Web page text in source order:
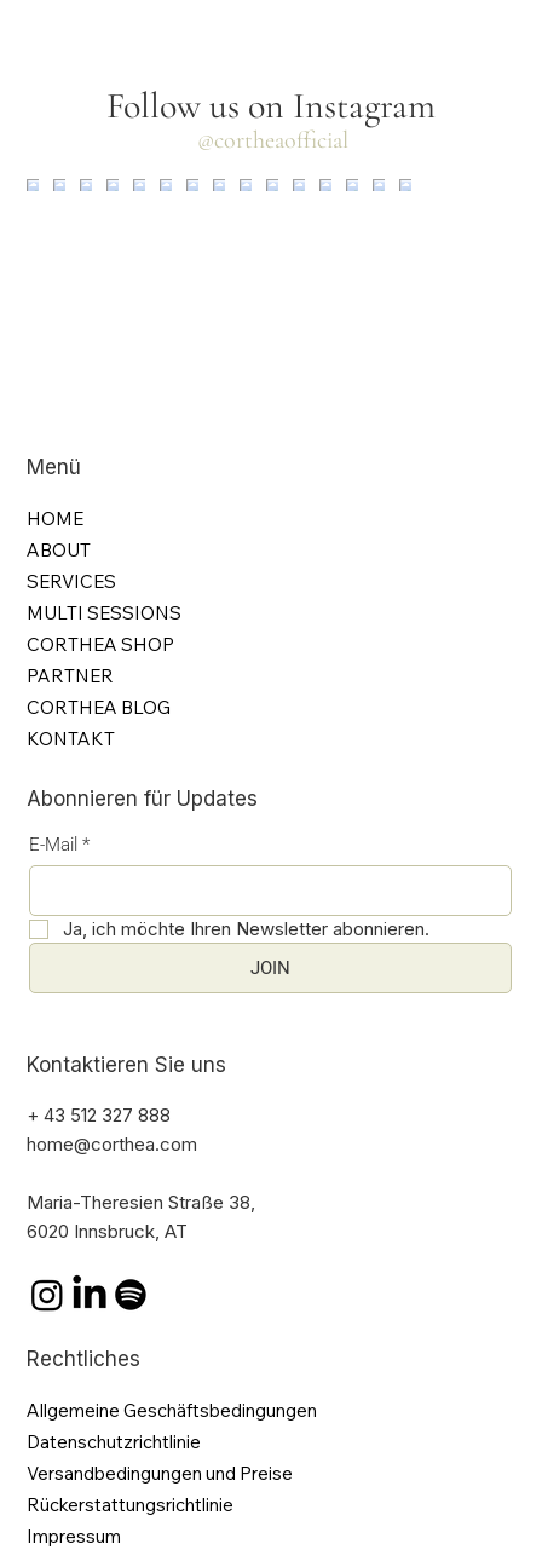
Follow us on Instagram
@cortheaofficial
Menü
HOME
ABOUT
SERVICES
MULTI SESSIONS
CORTHEA SHOP
PARTNER
CORTHEA BLOG
KONTAKT
Kontaktieren Sie uns
+ 43 512 327 888
home@corthea.com
Maria-Theresien Straße 38,
6020 Innsbruck, AT
Abonnieren für Updates
E-Mail *
Ja, ich möchte Ihren Newsletter abonnieren.
JOIN
Rechtliches
Allgemeine Geschäftsbedingungen
Datenschutzrichtlinie
Versandbedingungen und Preise
Rückerstattungsrichtlinie
Impressum